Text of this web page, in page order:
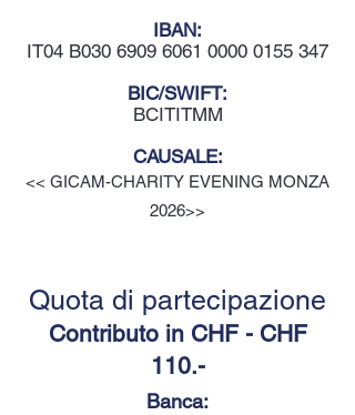
IBAN:
IT04 B030 6909 6061 0000 0155 347
BIC/SWIFT:
BCITITMM
CAUSALE:
<< GICAM-CHARITY EVENING MONZA
2026>>
Quota di partecipazione
Contributo in CHF - CHF
110.-
Banca: